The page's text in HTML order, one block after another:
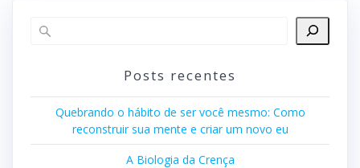
Posts recentes
Quebrando o hábito de ser você mesmo: Como
reconstruir sua mente e criar um novo eu
A Biologia da Crença